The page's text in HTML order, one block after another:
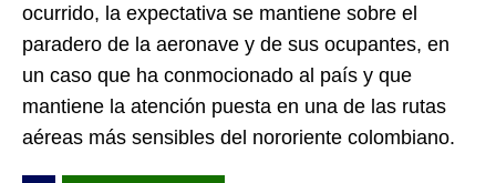
ocurrido, la expectativa se mantiene sobre el
paradero de la aeronave y de sus ocupantes, en
un caso que ha conmocionado al país y que
mantiene la atención puesta en una de las rutas
aéreas más sensibles del nororiente colombiano.